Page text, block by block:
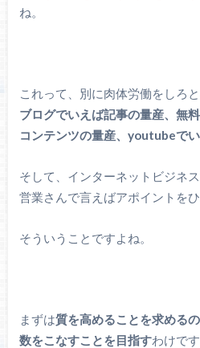
ね。
これって、別に肉体労働をしろ
ブログでいえば記事の量産、無料
コンテンツの量産、youtubeでい
そして、インターネットビジネス
営業さんで言えばアポイントをひ
そういうことですよね。
まずは質を高めることを求めるの
数をこなすことを目指すわけです